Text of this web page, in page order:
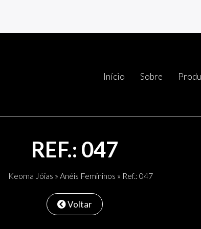
Início Sobre
REF.: 047
Keoma Jóias » Anéis Femininos » Ref.: 047
Voltar